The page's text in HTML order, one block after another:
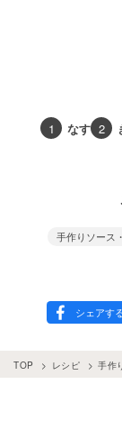
1 なす 2
手作りソース
TOP レシピ 手作